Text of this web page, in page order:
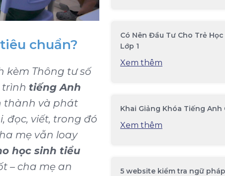
chuẩn?
kèm Thông tư số
trình tiếng Anh
thành và phát
đọc, viết, trong đó
mẹ vẫn loay
học sinh tiểu
– cha mẹ an
Có Nên Đầu Tư Cho Trẻ
Lớp 1
Xem thêm
Khai Giảng Khóa Tiếng Anh
Xem thêm
5 website kiểm tra ngữ